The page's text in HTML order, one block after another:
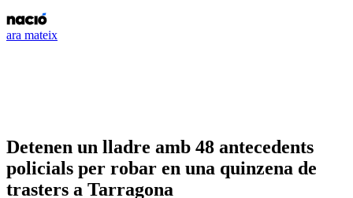
ara mateix
Detenen un lladre amb 48 antecedents
policials per robar en una quinzena de
trasters a Tarragona